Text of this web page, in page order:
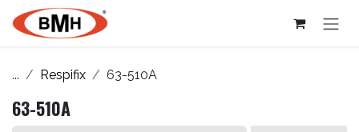
Ir al contenido
... Respifix 63-510A
63-510A